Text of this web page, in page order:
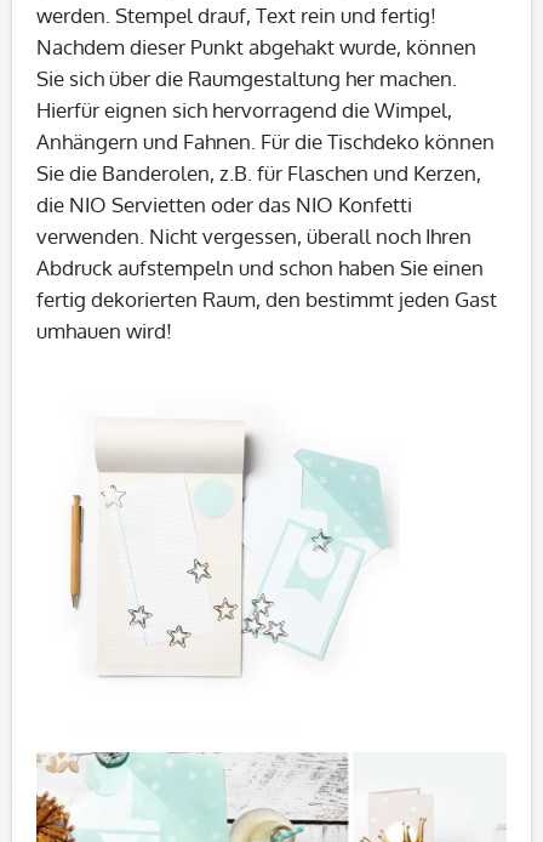
werden. Stempel drauf, Text rein und fertig!
Nachdem dieser Punkt abgehakt wurde, können
Sie sich über die Raumgestaltung her machen.
Hierfür eignen sich hervorragend die Wimpel,
Anhängern und Fahnen. Für die Tischdeko können
Sie die Banderolen, z.B. für Flaschen und Kerzen,
die NIO Servietten oder das NIO Konfetti
verwenden. Nicht vergessen, überall noch Ihren
Abdruck aufstempeln und schon haben Sie einen
fertig dekorierten Raum, den bestimmt jeden Gast
umhauen wird!